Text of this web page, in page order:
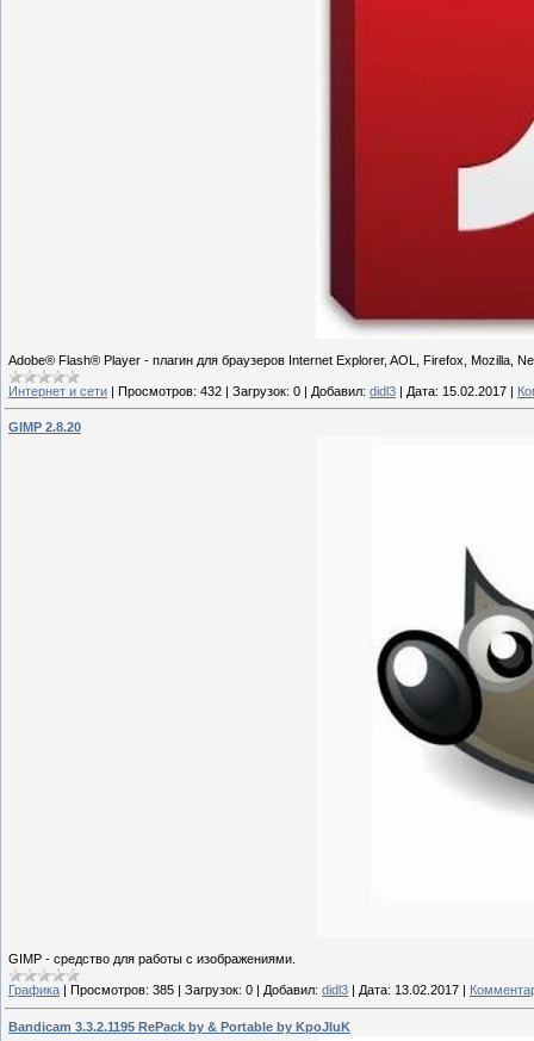
Adobe® Flash® Player - плагин для браузеров Internet Explorer, AOL, Firefox, Mozilla,
Интернет и сети | Просмотров: 432 | Загрузок: 0 | Добавил: didl3 | Дата: 15.02.2017 |
GIMP 2.8.20
GIMP - средство для работы с изображениями.
Графика | Просмотров: 385 | Загрузок: 0 | Добавил: didl3 | Дата: 13.02.2017 |
Bandicam 3.3.2.1195 RePack by & Portable by KpoJIuK